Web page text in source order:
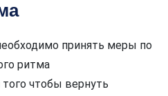
принять меры по
ритма
чтобы вернуть